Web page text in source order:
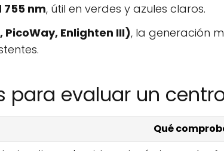
nm, útil en verdes y azules claros.
Enlighten III), la generación
para evaluar un
Qué